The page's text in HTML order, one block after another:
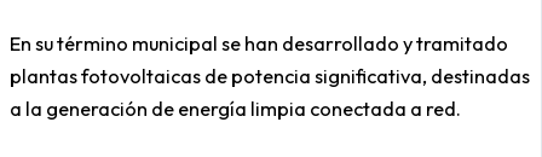
En su término municipal se han desarrollado y tramitado
plantas fotovoltaicas de potencia significativa, destinadas
a la generación de energía limpia conectada a red.